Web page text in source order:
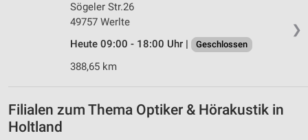
❯
Sögeler Str.26
49757 Werlte
Heute 09:00 - 18:00 Uhr |
Geschlossen
388,65 km
Filialen zum Thema Optiker & Hörakustik in
Holtland